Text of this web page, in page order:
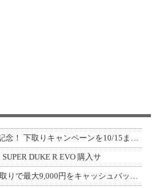
新型「RESO」インカム発売記念！ 下取りキャンペーンを10/15まで延長して開
DUKE R EVO 購入サ
B+COM 最新モデル購入・下取りで最大9,000円をキャッシュバック！「B+F